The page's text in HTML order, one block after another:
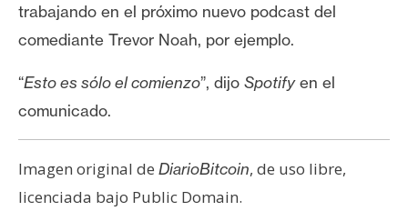
trabajando en el próximo nuevo podcast del
comediante Trevor Noah, por ejemplo.
“Esto es sólo el comienzo”, dijo Spotifyen el
comunicado.
Imagen original de DiarioBitcoin, de uso libre,
licenciada bajo Public Domain.